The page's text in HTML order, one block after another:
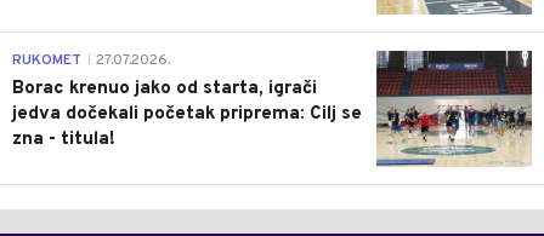
0
RUKOMET 27.07.2026.
Borac krenuo jako od starta, igrači
jedva dočekali početak priprema: Cilj se
zna - titula!